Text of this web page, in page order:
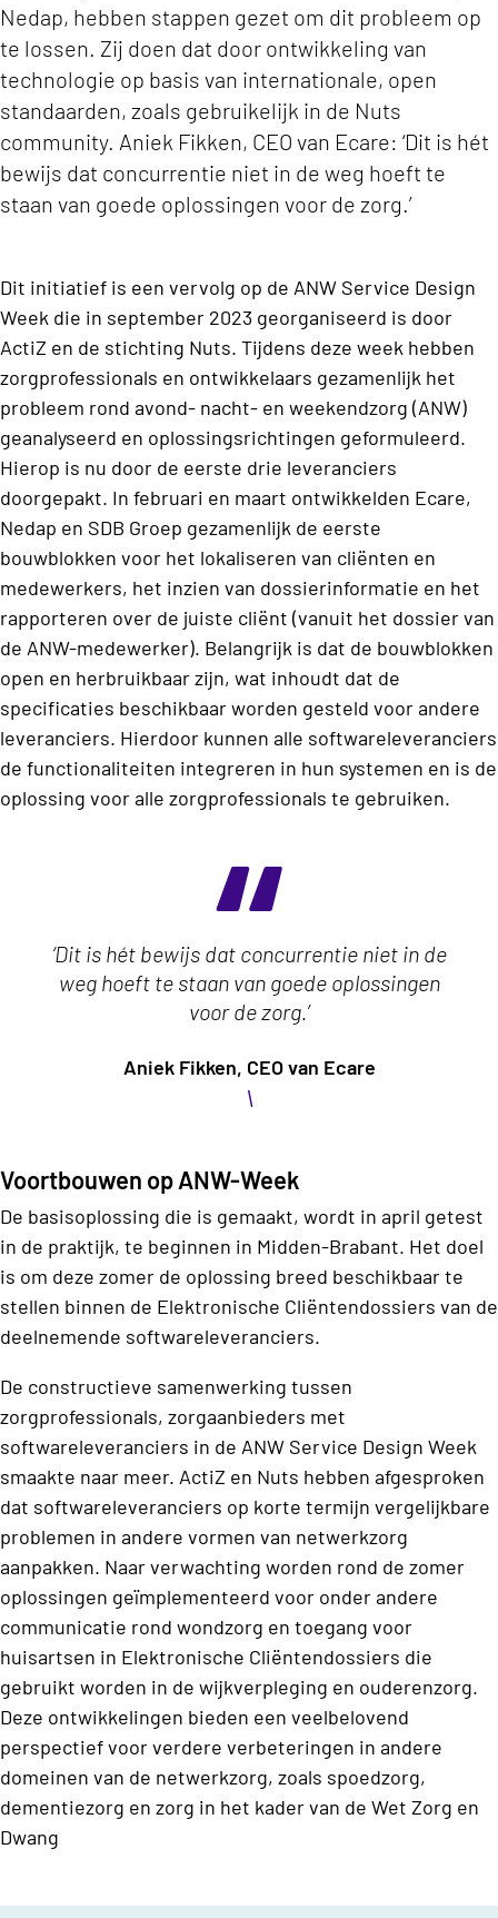
Nedap, hebben stappen gezet om dit probleem op
te lossen. Zij doen dat door ontwikkeling van
technologie op basis van internationale, open
standaarden, zoals gebruikelijk in de Nuts
community. Aniek Fikken, CEO van Ecare: ‘Dit is hét
bewijs dat concurrentie niet in de weg hoeft te
staan van goede oplossingen voor de zorg.’
Dit initiatief is een vervolg op de ANW Service Design
Week die in september 2023 georganiseerd is door
ActiZ en de stichting Nuts. Tijdens deze week hebben
zorgprofessionals en ontwikkelaars gezamenlijk het
probleem rond avond- nacht- en weekendzorg (ANW)
geanalyseerd en oplossingsrichtingen geformuleerd.
Hierop is nu door de eerste drie leveranciers
doorgepakt. In februari en maart ontwikkelden Ecare,
Nedap en SDB Groep gezamenlijk de eerste
bouwblokken voor het lokaliseren van cliënten en
medewerkers, het inzien van dossierinformatie en het
rapporteren over de juiste cliënt (vanuit het dossier van
de ANW-medewerker). Belangrijk is dat de bouwblokken
open en herbruikbaar zijn, wat inhoudt dat de
specificaties beschikbaar worden gesteld voor andere
leveranciers. Hierdoor kunnen alle softwareleveranciers
de functionaliteiten integreren in hun systemen en is de
oplossing voor alle zorgprofessionals te gebruiken.
‘Dit is hét bewijs dat concurrentie niet in de
weg hoeft te staan van goede oplossingen
voor de zorg.’
Aniek Fikken, CEO van Ecare
\
Voortbouwen op ANW-Week
De basisoplossing die is gemaakt, wordt in april getest
in de praktijk, te beginnen in Midden-Brabant. Het doel
is om deze zomer de oplossing breed beschikbaar te
stellen binnen de Elektronische Cliëntendossiers van de
deelnemende softwareleveranciers.
De constructieve samenwerking tussen
zorgprofessionals, zorgaanbieders met
softwareleveranciers in de ANW Service Design Week
smaakte naar meer. ActiZ en Nuts hebben afgesproken
dat softwareleveranciers op korte termijn vergelijkbare
problemen in andere vormen van netwerkzorg
aanpakken. Naar verwachting worden rond de zomer
oplossingen geïmplementeerd voor onder andere
communicatie rond wondzorg en toegang voor
huisartsen in Elektronische Cliëntendossiers die
gebruikt worden in de wijkverpleging en ouderenzorg.
Deze ontwikkelingen bieden een veelbelovend
perspectief voor verdere verbeteringen in andere
domeinen van de netwerkzorg, zoals spoedzorg,
dementiezorg en zorg in het kader van de Wet Zorg en
Dwang